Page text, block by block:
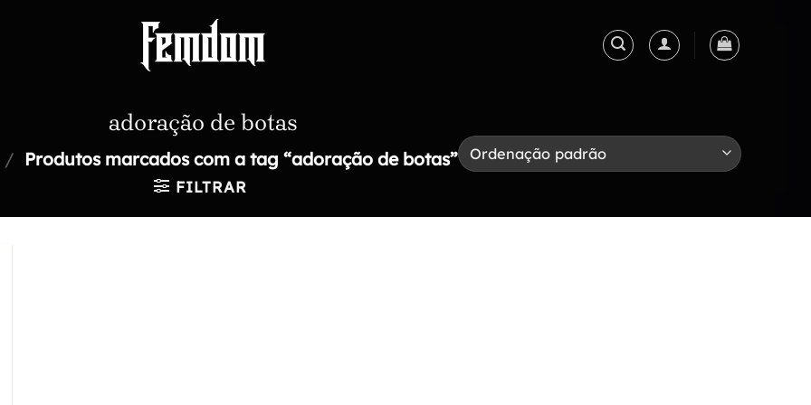
adoração de botas
/ Produtos marcados com a tag “adoração de botas”
FILTRAR